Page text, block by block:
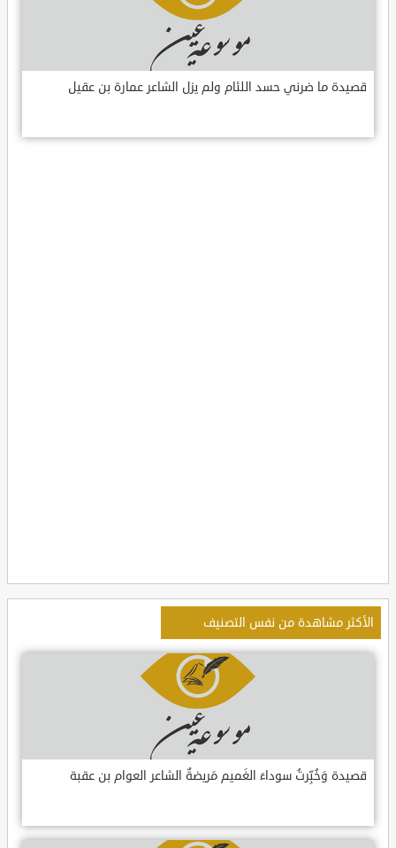
قصيدة ما ضرني حسد اللئام ولم يزل الشاعر عمارة بن عقيل
الأكثر مشاهدة من نفس التصنيف
قصيدة وَخُبِّرتُ سوداءَ الغَميم مَريضةٌ الشاعر العوام بن عقبة